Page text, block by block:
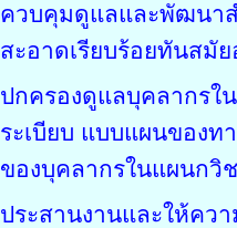
ควบคุมดูแลและพัฒนาส
สะอาดเรียบร้อยทันสมัย
ปกครองดูแลบุคลากร
ระเบียบ แบบแผนของท
ของบุคลากรในแผนกวิ
ประสานงานและให้คว